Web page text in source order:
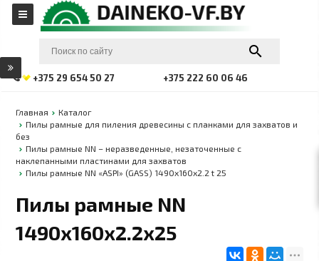
+375 29 654 50 27 +375 222 60 06 46
Главная
Каталог
Пилы рамные для пиления древесины с планками для захватов и
без
Пилы рамные NN – неразведенные, незаточенные с
наклепанными пластинами для захватов
Пилы рамные NN «ASPI» (GASS) 1490x160x2.2 t 25
Пилы рамные NN
1490x160x2.2x25